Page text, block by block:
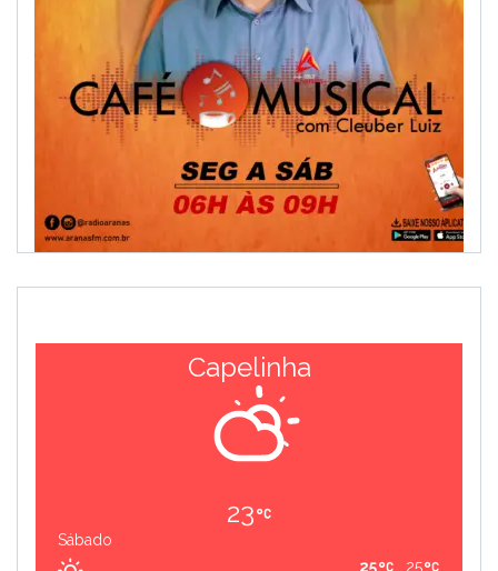
Capelinha
23
Sábado
25
25